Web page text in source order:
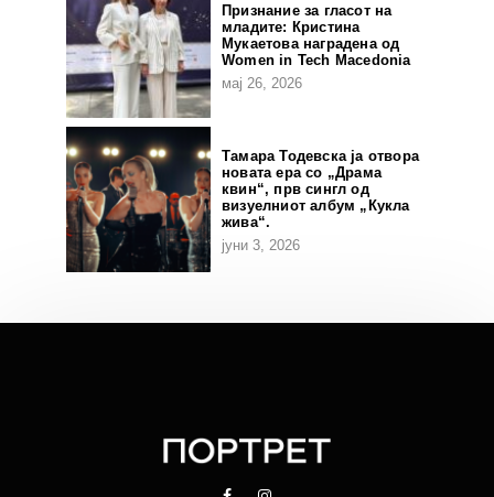
Признание за гласот на
младите: Кристина
Мукаетова наградена од
Women in Tech Macedonia
мај 26, 2026
Тамара Тодевска ја отвора
новата ера со „Драма
квин“, прв сингл од
визуелниот албум „Кукла
жива“.
јуни 3, 2026